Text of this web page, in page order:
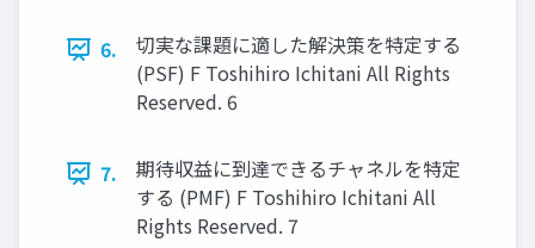
6.
切実な課題に適した解決策を特定する
(PSF) F Toshihiro Ichitani All Rights
Reserved. 6
7.
期待収益に到達できるチャネルを特定
する (PMF) F Toshihiro Ichitani All
Rights Reserved. 7